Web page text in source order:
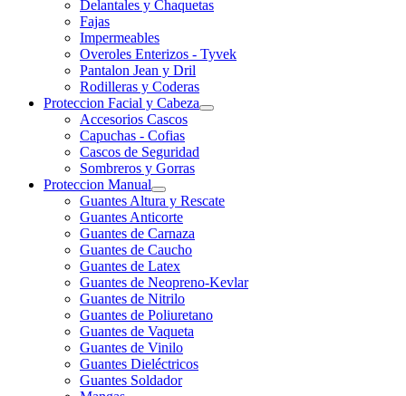
Delantales y Chaquetas
Fajas
Impermeables
Overoles Enterizos - Tyvek
Pantalon Jean y Dril
Rodilleras y Coderas
Proteccion Facial y Cabeza
Accesorios Cascos
Capuchas - Cofias
Cascos de Seguridad
Sombreros y Gorras
Proteccion Manual
Guantes Altura y Rescate
Guantes Anticorte
Guantes de Carnaza
Guantes de Caucho
Guantes de Latex
Guantes de Neopreno-Kevlar
Guantes de Nitrilo
Guantes de Poliuretano
Guantes de Vaqueta
Guantes de Vinilo
Guantes Dieléctricos
Guantes Soldador